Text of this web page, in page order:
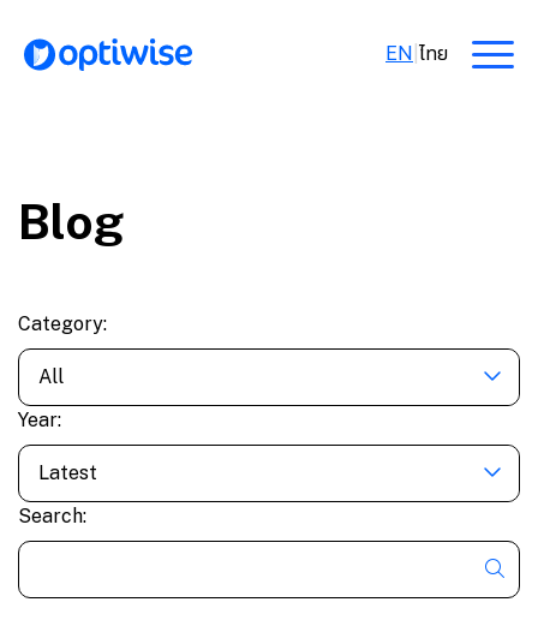
EN ไทย
Blog
Category:
All
Year:
Latest
Search: